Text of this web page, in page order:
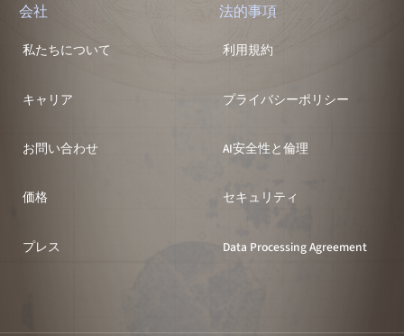
会社
私たちについて
キャリア
お問い合わせ
価格
プレス
法的事項
利用規約
プライバシーポリシー
AI安全性と倫理
セキュリティ
Data Processing Agreement